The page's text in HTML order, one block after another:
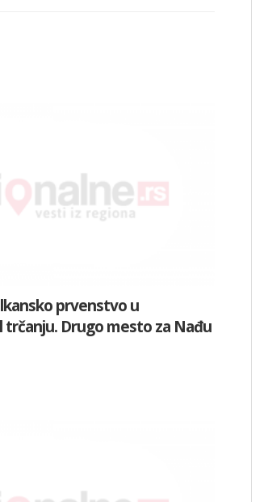
prvenstvo u
Drugo mesto za Nađu